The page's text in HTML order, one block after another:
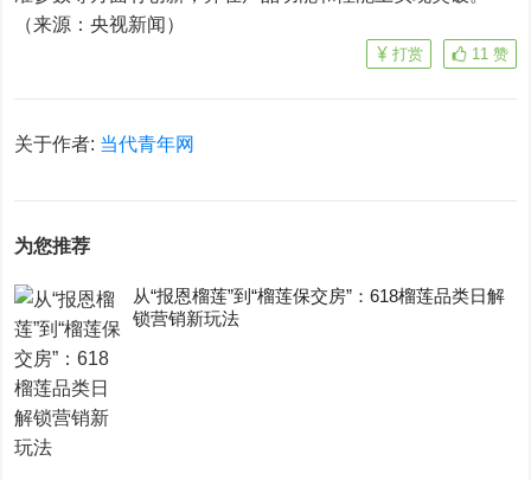
（来源：央视新闻）
11 赞
打赏
关于作者: 当代青年网
为您推荐
从“报恩榴莲”到“榴莲保交房”：618榴莲品类日解
锁营销新玩法